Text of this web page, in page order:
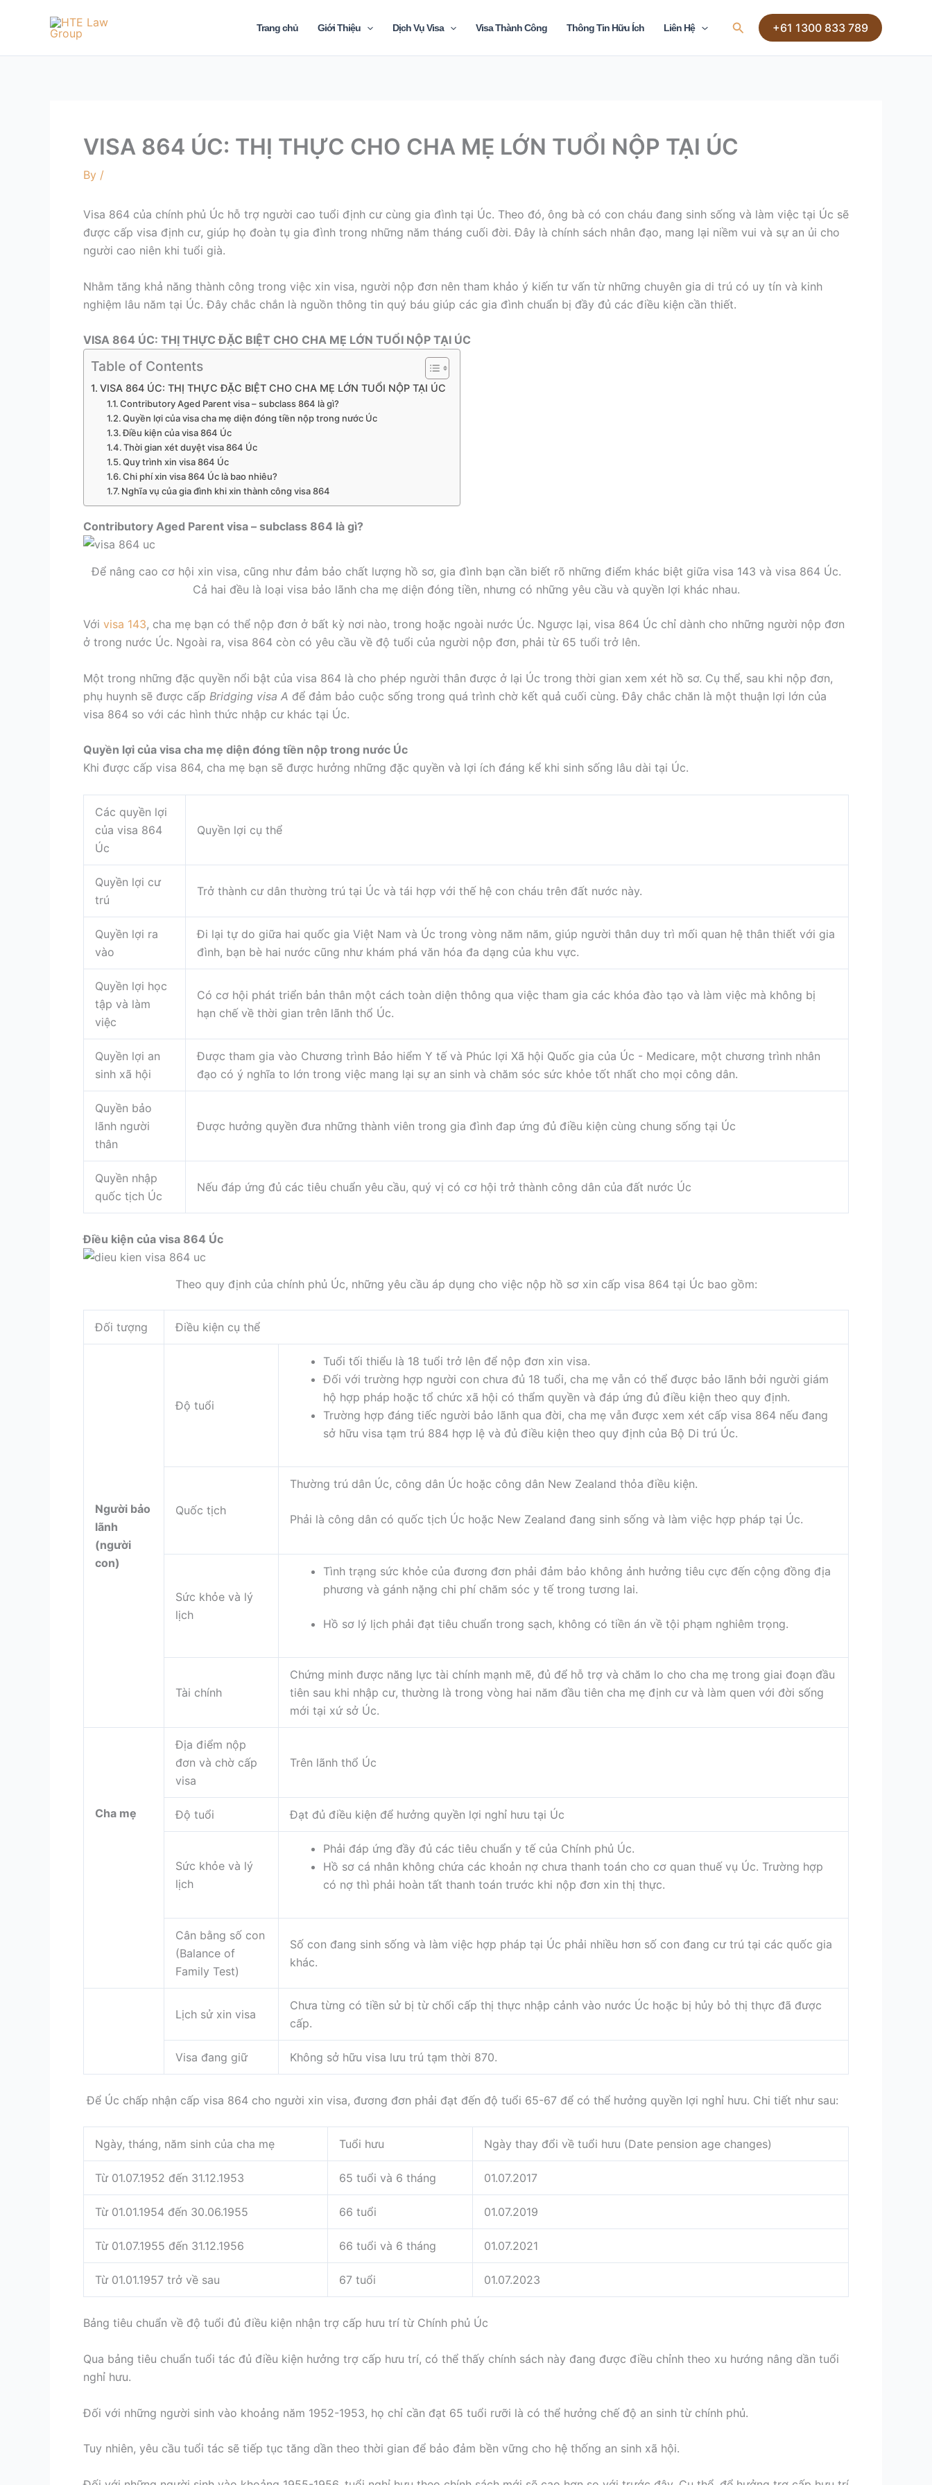
Trang chủ Giới Thiệu Dịch Vụ Visa Visa Thành Công Thông Tin Hữu Ích Liên Hệ Search +61 1300 833 789
VISA 864 ÚC: THỊ THỰC CHO CHA MẸ LỚN TUỔI NỘP TẠI ÚC
By /
Visa 864 của chính phủ Úc hỗ trợ người cao tuổi định cư cùng gia đình tại Úc. Theo đó, ông bà có con cháu đang sinh sống và làm việc tại Úc sẽ
được cấp visa định cư, giúp họ đoàn tụ gia đình trong những năm tháng cuối đời. Đây là chính sách nhân đạo, mang lại niềm vui và sự an ủi cho
người cao niên khi tuổi già.
Nhằm tăng khả năng thành công trong việc xin visa, người nộp đơn nên tham khảo ý kiến tư vấn từ những chuyên gia di trú có uy tín và kinh
nghiệm lâu năm tại Úc.Đây chắc chắn là nguồn thông tin quý báu giúp các gia đình chuẩn bị đầy đủ các điều kiện cần thiết.
VISA 864 ÚC: THỊ THỰC ĐẶC BIỆT CHO CHA MẸ LỚN TUỔI NỘP TẠI ÚC
Table of Contents
VISA 864 ÚC: THỊ THỰC ĐẶC BIỆT CHO CHA MẸ LỚN TUỔI NỘP TẠI ÚC
Contributory Aged Parent visa – subclass 864 là gì?
Quyền lợi của visa cha mẹ diện đóng tiền nộp trong nước Úc
Điều kiện của visa 864 Úc
Thời gian xét duyệt visa 864 Úc
Quy trình xin visa 864 Úc
Chi phí xin visa 864 Úc là bao nhiêu?
Nghĩa vụ của gia đình khi xin thành công visa 864
Contributory Aged Parent visa – subclass 864 là gì?
Để nâng cao cơ hội xin visa, cũng như đảm bảo chất lượng hồ sơ, gia đình bạn cần biết rõ những điểm khác biệt giữa visa 143 và visa 864 Úc.
Cả hai đều là loại visa bảo lãnh cha mẹ diện đóng tiền, nhưng có những yêu cầu và quyền lợi khác nhau.
Với visa 143, cha mẹ bạn có thể nộp đơn ở bất kỳ nơi nào, trong hoặc ngoài nước Úc. Ngược lại, visa 864 Úc chỉ dành cho những người nộp đơn
ở trong nước Úc. Ngoài ra, visa 864 còn có yêu cầu về độ tuổi của người nộp đơn, phải từ 65 tuổi trở lên.
Một trong những đặc quyền nổi bật của visa 864 là cho phép người thân được ở lại Úc trong thời gian xem xét hồ sơ. Cụ thể, sau khi nộp đơn,
phụ huynh sẽ được cấp Bridging visa A để đảm bảo cuộc sống trong quá trình chờ kết quả cuối cùng. Đây chắc chăn là một thuận lợi lớn của
visa 864 so với các hình thức nhập cư khác tại Úc.
Quyền lợi của visa cha mẹ diện đóng tiền nộp trong nước Úc
Khi được cấp visa 864, cha mẹ bạn sẽ được hưởng những đặc quyền và lợi ích đáng kể khi sinh sống lâu dài tại Úc.
Các quyền lợi
của visa 864
Úc
Quyền lợi cụ thể
Quyền lợi cư
trú
Trở thành cư dân thường trú tại Úc và tái hợp với thế hệ con cháu trên đất nước này.
Quyền lợi ra
vào
Đi lại tự do giữa hai quốc gia Việt Nam và Úc trong vòng năm năm, giúp người thân duy trì mối quan hệ thân thiết với gia
đình, bạn bè hai nước cũng như khám phá văn hóa đa dạng của khu vực.
Quyền lợi học
tập và làm
việc
Có cơ hội phát triển bản thân một cách toàn diện thông qua việc tham gia các khóa đào tạo và làm việc mà không bị
hạn chế về thời gian trên lãnh thổ Úc.
Quyền lợi an
sinh xã hội
Được tham gia vào Chương trình Bảo hiểm Y tế và Phúc lợi Xã hội Quốc gia của Úc - Medicare, một chương trình nhân
đạo có ý nghĩa to lớn trong việc mang lại sự an sinh và chăm sóc sức khỏe tốt nhất cho mọi công dân.
Quyền bảo
lãnh người
thân
Được hưởng quyền đưa những thành viên trong gia đình đap ứng đủ điều kiện cùng chung sống tại Úc
Quyền nhập
quốc tịch Úc
Nếu đáp ứng đủ các tiêu chuẩn yêu cầu, quý vị có cơ hội trở thành công dân của đất nước Úc
Điều kiện của visa 864 Úc
Theo quy định của chính phủ Úc, những yêu cầu áp dụng cho việc nộp hồ sơ xin cấp visa 864 tại Úc bao gồm:
Đối tượng Điều kiện cụ thể
Người bảo
lãnh
(người
con)
Độ tuổi
Tuổi tối thiểu là 18 tuổi trở lên để nộp đơn xin visa.
Đối với trường hợp người con chưa đủ 18 tuổi, cha mẹ vẫn có thể được bảo lãnh bởi người giám
hộ hợp pháp hoặc tổ chức xã hội có thẩm quyền và đáp ứng đủ điều kiện theo quy định.
Trường hợp đáng tiếc người bảo lãnh qua đời, cha mẹ vẫn được xem xét cấp visa 864 nếu đang
sở hữu visa tạm trú 884 hợp lệ và đủ điều kiện theo quy định của Bộ Di trú Úc.
Quốc tịch
Thường trú dân Úc, công dân Úc hoặc công dân New Zealand thỏa điều kiện.
Phải là công dân có quốc tịch Úc hoặc New Zealand đang sinh sống và làm việc hợp pháp tại Úc.
Sức khỏe và lý
lịch
Tình trạng sức khỏe của đương đơn phải đảm bảo không ảnh hưởng tiêu cực đến cộng đồng địa
phương và gánh nặng chi phí chăm sóc y tế trong tương lai.
Hồ sơ lý lịch phải đạt tiêu chuẩn trong sạch, không có tiền án về tội phạm nghiêm trọng.
Tài chính
Chứng minh được năng lực tài chính mạnh mẽ, đủ để hỗ trợ và chăm lo cho cha mẹ trong giai đoạn đầu
tiên sau khi nhập cư, thường là trong vòng hai năm đầu tiên cha mẹ định cư và làm quen với đời sống
mới tại xứ sở Úc.
Cha mẹ
Địa điểm nộp
đơn và chờ cấp
visa
Trên lãnh thổ Úc
Độ tuổi Đạt đủ điều kiện để hưởng quyền lợi nghỉ hưu tại Úc
Sức khỏe và lý
lịch
Phải đáp ứng đầy đủ các tiêu chuẩn y tế của Chính phủ Úc.
Hồ sơ cá nhân không chứa các khoản nợ chưa thanh toán cho cơ quan thuế vụ Úc. Trường hợp
có nợ thì phải hoàn tất thanh toán trước khi nộp đơn xin thị thực.
Cân bằng số con
(Balance of
Family Test)
Số con đang sinh sống và làm việc hợp pháp tại Úc phải nhiều hơn số con đang cư trú tại các quốc gia
khác.
Lịch sử xin visa
Chưa từng có tiền sử bị từ chối cấp thị thực nhập cảnh vào nước Úc hoặc bị hủy bỏ thị thực đã được
cấp.
Visa đang giữ Không sở hữu visa lưu trú tạm thời 870.
Để Úc chấp nhận cấp visa 864 cho người xin visa, đương đơn phải đạt đến độ tuổi 65-67 để có thể hưởng quyền lợi nghỉ hưu. Chi tiết như sau:
Ngày, tháng, năm sinh của cha mẹ Tuổi hưu Ngày thay đổi về tuổi hưu (Date pension age changes)
Từ 01.07.1952 đến 31.12.1953 65 tuổi và 6 tháng 01.07.2017
Từ 01.01.1954 đến 30.06.1955 66 tuổi 01.07.2019
Từ 01.07.1955 đến 31.12.1956 66 tuổi và 6 tháng 01.07.2021
Từ 01.01.1957 trở về sau 67 tuổi 01.07.2023
Bảng tiêu chuẩn về độ tuổi đủ điều kiện nhận trợ cấp hưu trí từ Chính phủ Úc
Qua bảng tiêu chuẩn tuổi tác đủ điều kiện hưởng trợ cấp hưu trí, có thể thấy chính sách này đang được điều chỉnh theo xu hướng nâng dần tuổi
nghỉ hưu.
Đối với những người sinh vào khoảng năm 1952-1953, họ chỉ cần đạt 65 tuổi rưỡi là có thể hưởng chế độ an sinh từ chính phủ.
Tuy nhiên, yêu cầu tuổi tác sẽ tiếp tục tăng dần theo thời gian để bảo đảm bền vững cho hệ thống an sinh xã hội.